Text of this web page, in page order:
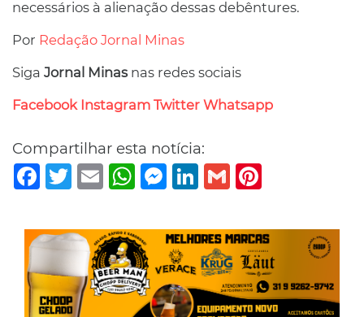
necessários à alienação dessas debêntures.
Por Redação Jornal Minas
Siga Jornal Minasnas redes sociais
Facebook Instagram Twitter Whatsapp
Compartilhar esta notícia:
Facebook
TwitterEmail WhatsAppMessenger
LinkedIn
Gmail